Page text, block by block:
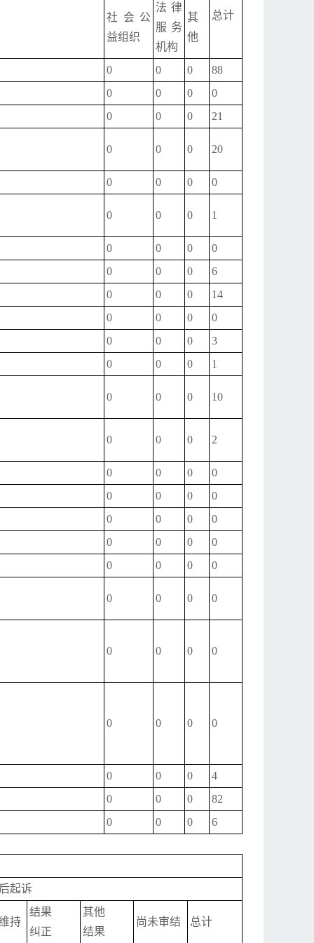
总计
社会公
益组织
法律
服务
机构
其
他
0 0 0
88
0
0 0
0
0
0 0 21
0 0 0 20
0 0 0 0
0 0 0 1
0 0 0
0
0
0 0
6
0
0 0
14
0
0 0
0
0
0 0
3
0
0 0 1
0 0 0 10
0 0 0 2
0 0 0
0
0
0 0
0
0
0 0
0
0
0 0
0
0
0 0 0
0 0 0 0
0 0 0 0
0 0 0 0
0 0 0
4
0
0 0
82
0
0 0 6
起诉
持
结果
纠正
其他
结果
尚未审结 总计